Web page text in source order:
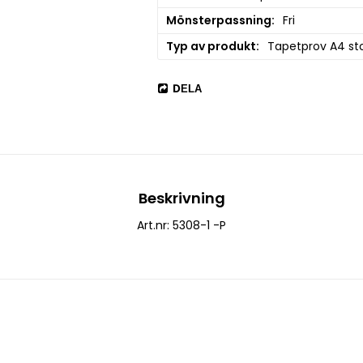
Mönsterpassning
Fri
Typ av produkt
Tapetprov A4
DELA
Beskrivning
Art.nr: 5308-1 -P